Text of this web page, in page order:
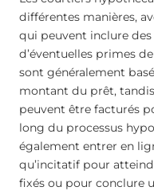
différentes manières,
qui peuvent inclure
d’éventuelles primes
sont généralement
montant du prêt,
peuvent être facturés
long du processus
également entrer en
qu’incitatif pour
fixés ou pour conclure